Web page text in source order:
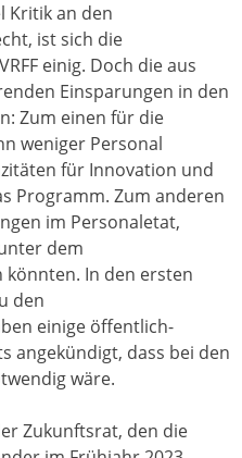
Kritik an den
ist sich die
einig. Doch die aus
Einsparungen in den
Zum einen für die
weniger Personal
für Innovation und
Programm. Zum anderen
im Personaletat,
dem
In den ersten
den
einige öffentlich-
angekündigt, dass bei den
wäre.
Zukunftsrat, den die